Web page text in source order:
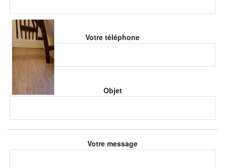
Votre téléphone
Objet
Votre message